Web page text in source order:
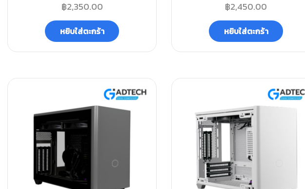
฿2,350.00
หยิบใส่ตะกร้า
฿2,450.00
หยิบใส่ตะกร้า